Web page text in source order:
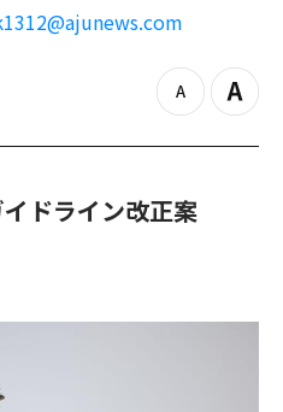
z
o
u
Z
o
ドライン改正案